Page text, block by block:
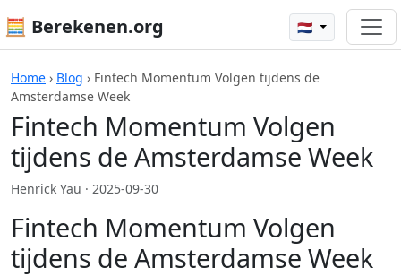
🧮 Berekenen.org 🇳🇱
Home › Blog › Fintech Momentum Volgen tijdens de
Amsterdamse Week
Fintech Momentum Volgen
tijdens de Amsterdamse Week
Henrick Yau · 2025-09-30
Fintech Momentum Volgen
tijdens de Amsterdamse Week